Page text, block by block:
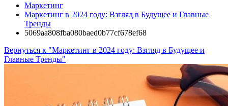
Маркетинг
Маркетинг в 2024 году: Взгляд в Будущее и Главные
Тренды
5069aa808fba080baed0b77cf678ef68
Вернуться к "Маркетинг в 2024 году: Взгляд в Будущее и
Главные Тренды"